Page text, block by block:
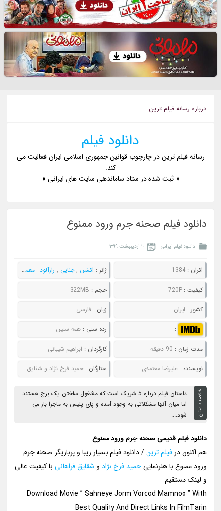
درباره رسانه فيلم ترين
دانلود فیلم
رسانه فیلم ترین در چارچوب قوانین جمهوری اسلامی ایران فعالیت می
کند.
« ثبت شده در ستاد ساماندهی سایت های ایرانی »
دانلود فیلم صحنه جرم ورود ممنوع
دانلود فیلم ایرانی ۱۰ اردیبهشت ۱۳۹۹
اکران :1384 ژانر : اکشن ,جنایی , رازآلود , معمایی
کيفيت :720P حجم : 322MB
کشور : ایران زبان : فارسی
: رده سني : همه سنین
مدت زمان : 90 دقیقه کارگردان : ابراهیم شیبانی
نويسنده :علیرضا معتمدی ستارگان : حمید فرخ نژاد و شقایق فراهانی
خلاصه داستان
داستان فیلم درباره 5 شریک است که مشغول ساختن یک برج هستند
اما میان آنها مشکلاتی به وجود آمده و پای پلیس به ماجرا باز می
شود....
دانلود فیلم قدیمی صحنه جرم ورود ممنوع
هم اکنون درفیلم ترین/ دانلود فیلم بسیار زیبا و پربازیگر صحنه جرم
ورود ممنوع با هنرنماییحمید فرخ نژاد و شقایق فراهانی با کیفیت عالی
و لینک مستقیم
Download Movie ” Sahneye Jorm Vorood Mamnoo ” With
Best Quality And Direct Links In FilmTarin